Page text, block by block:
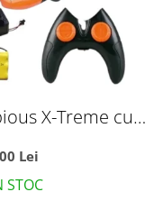
X-Treme cu
si uscat, +3 ani
Lei
STOC